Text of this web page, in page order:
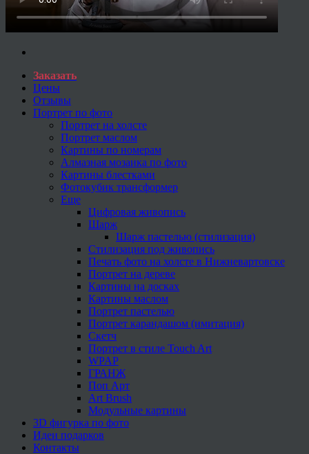
Заказать
Цены
Отзывы
Портрет по фото
Портрет на холсте
Портрет маслом
Картины по номерам
Алмазная мозаика по фото
Картины блестками
Фотокубик трансформер
Еще
Цифровая живопись
Шарж
Шарж пастелью (стилизация)
Стилизация под живопись
Печать фото на холсте в Нижневартовске
Портрет на дереве
Картины на досках
Картины маслом
Портрет пастелью
Портрет карандашом (имитация)
Скетч
Портрет в стиле Touch Art
WPAP
ГРАНЖ
Поп Арт
Art Brush
Модульные картины
3D фигурка по фото
Идеи подарков
Контакты